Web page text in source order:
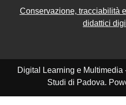
Conservazione, tracciabilità
didattici
Digital Learning e Multimedia
Studi di Padova.